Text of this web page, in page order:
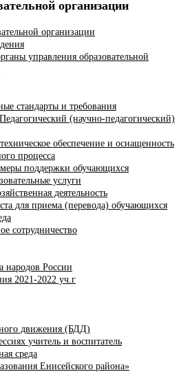
организации
организации
управления образовательной
стандарты и требования
(научно-педагогический)
обеспечение и оснащенность
процесса
поддержки обучающихся
услуги
деятельность
для приема (перевода) обучающихся
сотрудничество
народов России
2021-2022 уч.г
движения (БДД)
учитель и воспитатель
среда
Енисейского района»